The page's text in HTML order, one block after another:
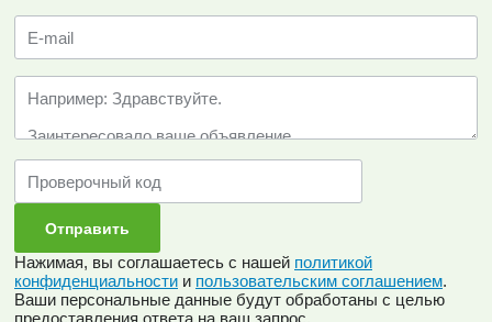
Нажимая, вы соглашаетесь с нашей политикой
конфиденциальности и пользовательским соглашением.
Ваши персональные данные будут обработаны с целью
предоставления ответа на ваш запрос.